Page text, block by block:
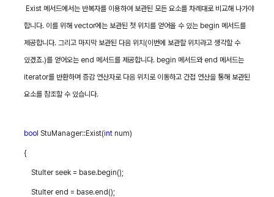
Exist 메서드에서는 반복자를 이용하여 보관된 모든 요소를 차례대로 비교해 나가야
합니다. 이를 위해 vector에는 보관된 첫 위치를 얻어올 수 있는 begin 메서드를
제공합니다. 그리고 마지막 보관된 다음 위치 (이번에 보관할 위치라고 생각할 수
있겠죠.)를 얻어오는end 메서드를 제공합니다. begin 메서드와end 메서드는
iterator를 반환하며 증감 연산자로 다음 위치로 이동하고 간접 연산을 통해 보관된
요소를 참조할 수 있습니다.
bool StuManager::Exist(int num)
{
StuIter seek = base.begin();
StuIter end = base.end();